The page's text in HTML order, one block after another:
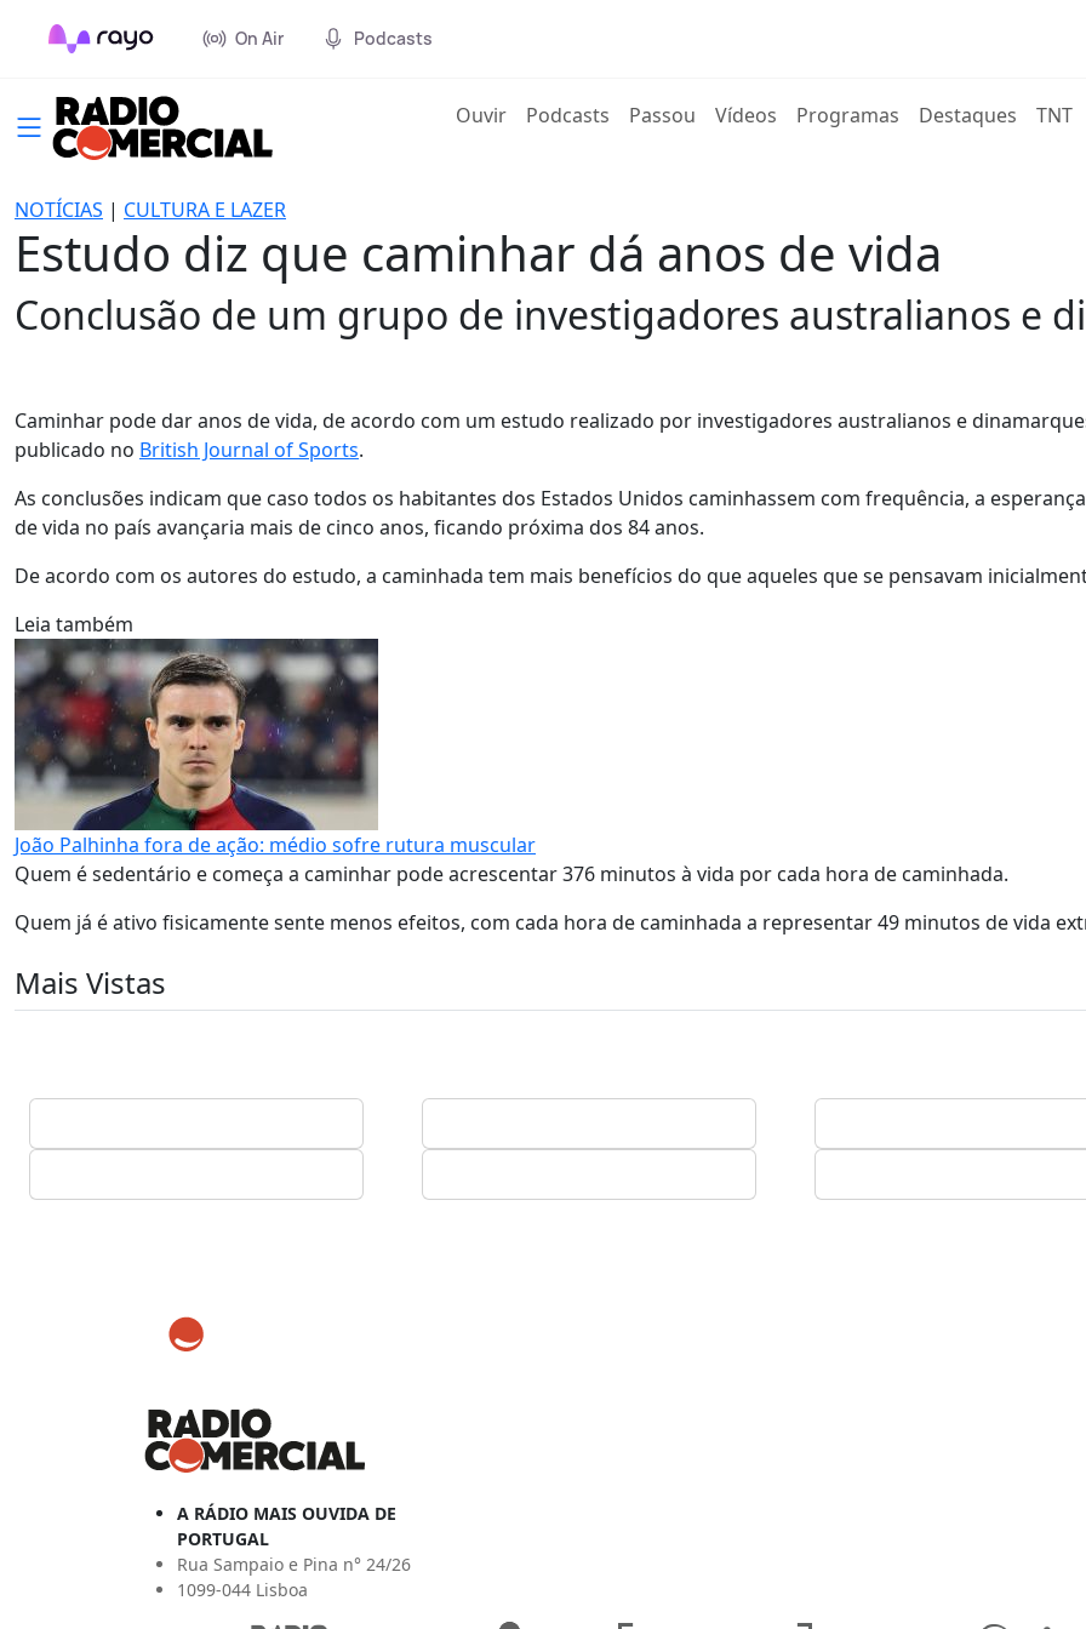
On Air Podcasts
Ouvir(current)
Podcasts Passou Vídeos Programas Destaques TNT
NOTÍCIAS | CULTURA E LAZER
Estudo diz que caminhar dá anos de vida
Conclusão de um grupo de investigadores australianos e
Caminhar pode dar anos de vida, de acordo com um estudo realizado por investigadores australianos e
publicado no British Journal of Sports.
As conclusões indicam que caso todos os habitantes dos Estados Unidos caminhassem com frequência, a
de vida no país avançaria mais de cinco anos, ficando próxima dos 84 anos.
De acordo com os autores do estudo, a caminhada tem mais benefícios do que aqueles que se pensavam
Leia também
João Palhinha fora de ação: médio sofre rutura muscular
Quem é sedentário e começa a caminhar pode acrescentar 376 minutos à vida por cada hora de caminhada.
Quem já é ativo fisicamente sente menos efeitos, com cada hora de caminhada a representar 49 minutos de vida
Mais Vistas
A RÁDIO MAIS OUVIDA DE
PORTUGAL
Rua Sampaio e Pina n° 24/26
1099-044 Lisboa